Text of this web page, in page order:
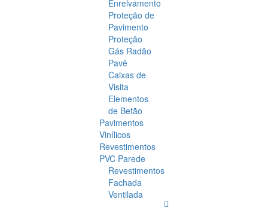
Enrelvamento
Proteção de
Pavimento
Proteção
Gás Radão
Pavê
Caixas de
Visita
Elementos
de Betão
Pavimentos
Vinílicos
Revestimentos
PVC Parede
Revestimentos
Fachada
Ventilada